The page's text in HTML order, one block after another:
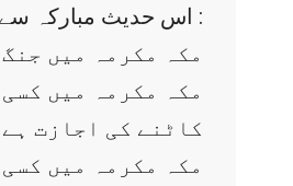
اس حدیث مبارکہ سے معلوم ہؤا کہ :
(۱) مکہ مکرمہ میں
کاٹنے کی اجازت
(۳) مکہ مکرمہ میں